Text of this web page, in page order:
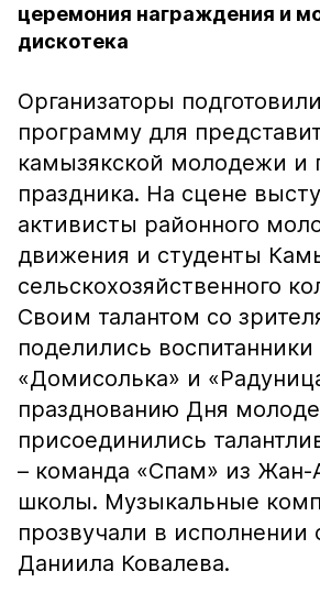
церемония награждения и
дискотека
Организаторы
программу для
камызякской молодежи и
праздника. На сцене
активисты районного
движения и студенты
сельскохозяйственного
Своим талантом со
поделились
«Домисолька» и
празднованию Дня
присоединились
– команда «Спам» из Жан-
школы. Музыкальные
прозвучали в исполнении
Даниила Ковалева.